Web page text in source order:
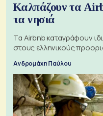
Καλπάζουν τα
τα νησιά
Τα Airbnb καταγράφουν
στους ελληνικούς
Ανδρομάχη Παύλου